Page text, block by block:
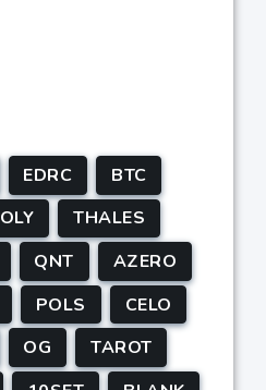
EDRC
BTC
OLY
THALES
QNT
AZERO
POLS
CELO
OG
TAROT